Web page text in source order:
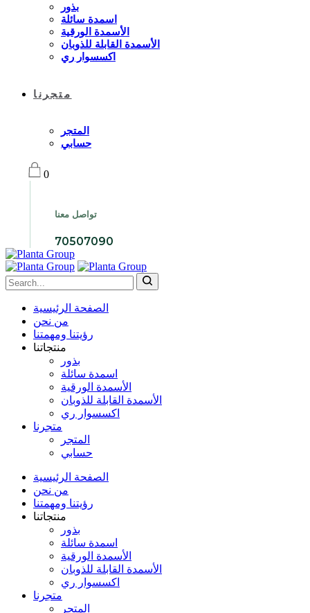
بذور
اسمدة سائلة
الأسمدة الورقية
الأسمدة القابلة للذوبان
اكسسوار ري
متجرنا
المتجر
حسابي
0
تواصل معنا
70507090
الصفحة الرئيسية
من نحن
رؤيتنا ومهمتنا
منتجاتنا
بذور
اسمدة سائلة
الأسمدة الورقية
الأسمدة القابلة للذوبان
اكسسوار ري
متجرنا
المتجر
حسابي
الصفحة الرئيسية
من نحن
رؤيتنا ومهمتنا
منتجاتنا
بذور
اسمدة سائلة
الأسمدة الورقية
الأسمدة القابلة للذوبان
اكسسوار ري
متجرنا
المتجر